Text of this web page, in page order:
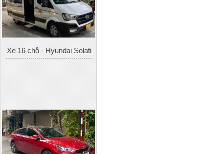
Xe 16 chỗ - Hyundai Solati
Xe 4 chỗ - Kia Cerato